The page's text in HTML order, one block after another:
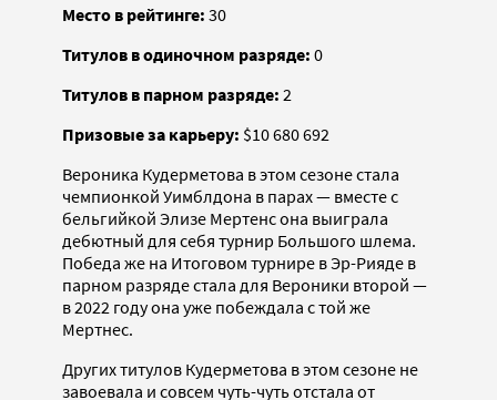
Место в рейтинге: 30
Титулов в одиночном разряде: 0
Титулов в парном разряде: 2
Призовые за карьеру: $10 680 692
Вероника Кудерметова в этом сезоне стала
чемпионкой Уимблдона в парах — вместе с
бельгийкой Элизе Мертенс она выиграла
дебютный для себя турнир Большого шлема.
Победа же на Итоговом турнире в Эр-Рияде в
парном разряде стала для Вероники второй —
в 2022 году она уже побеждала с той же
Мертнес.
Других титулов Кудерметова в этом сезоне не
завоевала и совсем чуть-чуть отстала от